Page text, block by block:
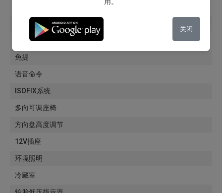
DAB 收音机
免提
语音命令
ISOFIX系统
多向可调座椅
方向盘高度调节
12V插座
环境照明
冷藏室
关闭